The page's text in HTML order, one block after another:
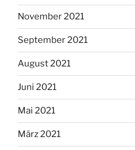
November 2021
September 2021
August 2021
Juni 2021
Mai 2021
März 2021